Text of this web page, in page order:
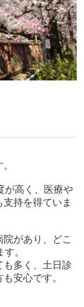
が高く、医療や
持を得ていま
があり、どこ
。
も多く、土日診
安心です。